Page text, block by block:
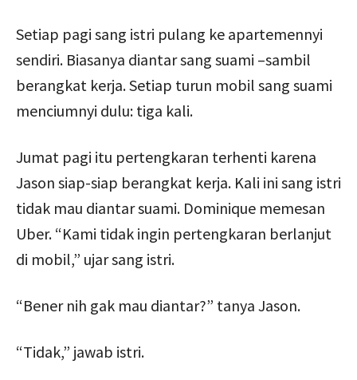
Setiap pagi sang istri pulang ke apartemennyi
sendiri. Biasanya diantar sang suami –sambil
berangkat kerja. Setiap turun mobil sang suami
menciumnyi dulu: tiga kali.
Jumat pagi itu pertengkaran terhenti karena
Jason siap-siap berangkat kerja. Kali ini sang istri
tidak mau diantar suami. Dominique memesan
Uber. “Kami tidak ingin pertengkaran berlanjut
di mobil,” ujar sang istri.
“Bener nih gak mau diantar?” tanya Jason.
“Tidak,” jawab istri.